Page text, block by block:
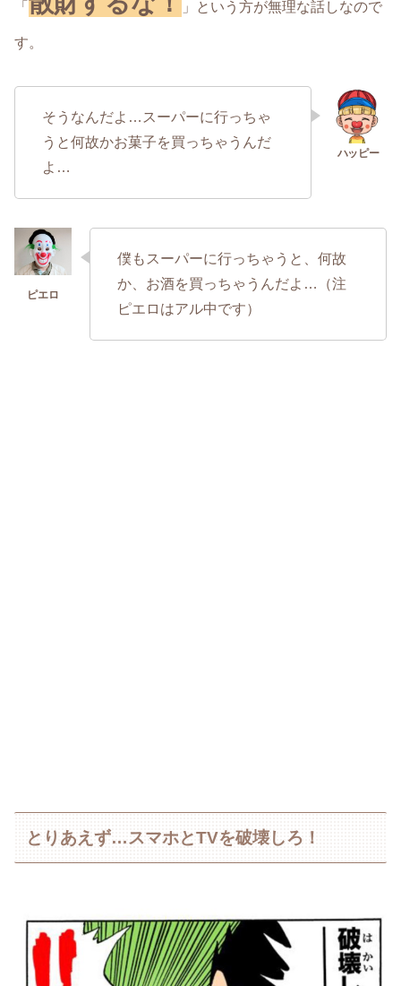
「 」という方が無理な話しなので
す。
そうなんだよ…スーパーに行っちゃ
うと何故かお菓子を買っちゃうんだ
よ…
僕もスーパーに行っちゃうと、何故
か、お酒を買っちゃうんだよ…（注
ピエロはアル中です）
とりあえず…スマホとTVを破壊しろ！